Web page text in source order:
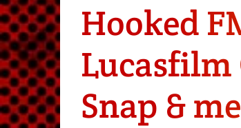
Hooked
Lucasfilm
Snap &